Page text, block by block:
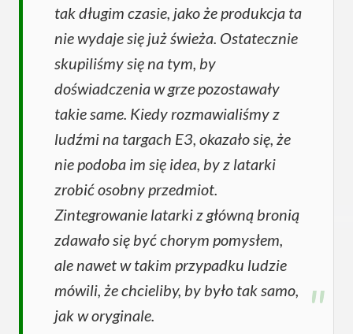
tak długim czasie, jako że produkcja ta
nie wydaje się już świeża. Ostatecznie
skupiliśmy się na tym, by
doświadczenia w grze pozostawały
takie same. Kiedy rozmawialiśmy z
ludźmi na targach E3, okazało się, że
nie podoba im się idea, by z latarki
zrobić osobny przedmiot.
Zintegrowanie latarki z główną bronią
zdawało się być chorym pomysłem,
ale nawet w takim przypadku ludzie
mówili, że chcieliby, by było tak samo,
jak w oryginale.